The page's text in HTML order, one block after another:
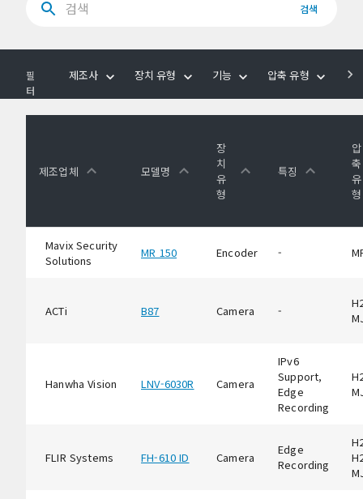
검색
필
터
제조사 장치 유형 기능 압축 유형 음
제조업체 모델명
장
치
유
형
특징
압
축
유
형
Mavix Security
Solutions
MR 150 Encoder -
ACTi B87 Camera -
Hanwha Vision LNV-6030R Camera
IPv6
Support,
Edge
Recording
FLIR Systems FH-610 ID Camera
Edge
Recording